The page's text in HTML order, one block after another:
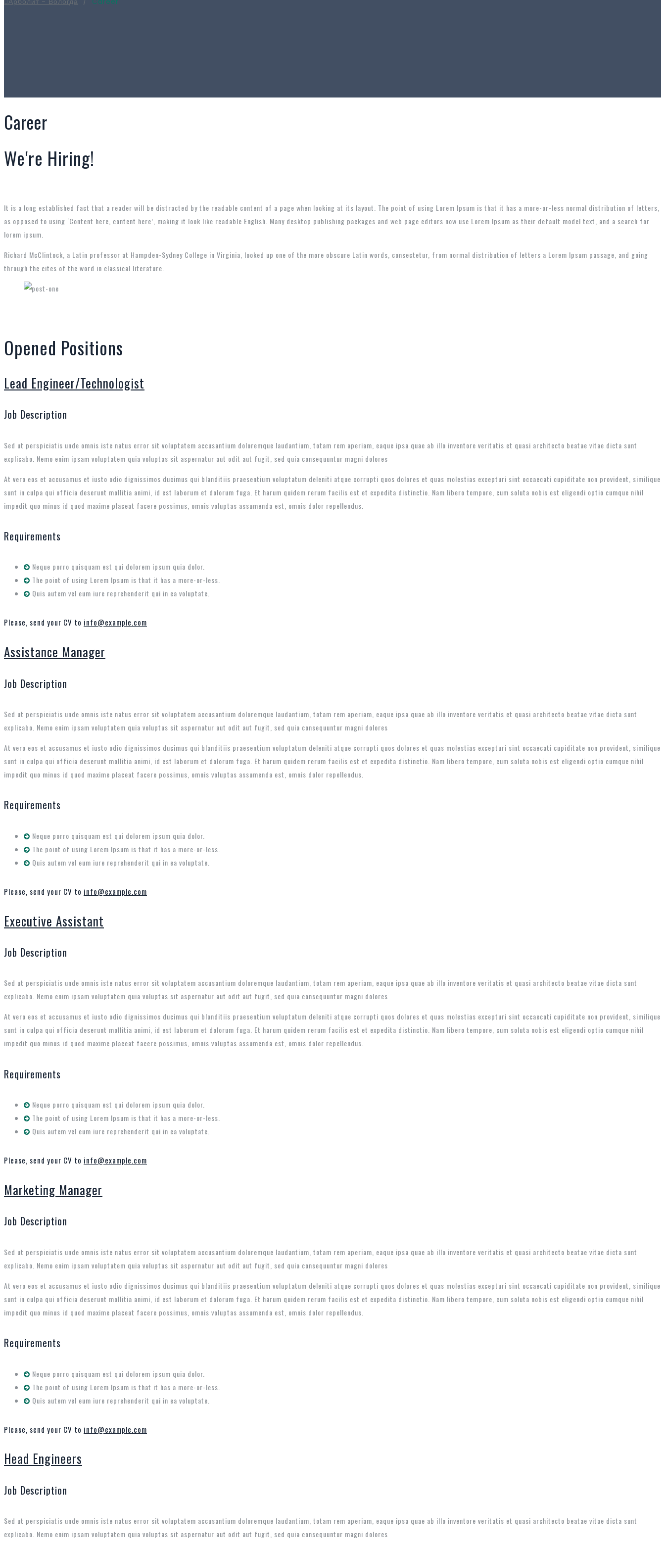
Career
We're Hiring!
It is a long established fact that a reader will be distracted by the readable content of a page when looking at its layout. The point of using Lorem Ipsum is that it has a more-or-less normal distribution of letters,
as opposed to using ‘Content here, content here’, making it look like readable English. Many desktop publishing packages and web page editors now use Lorem Ipsum as their default model text, and a search for
lorem ipsum.
Richard McClintock, a Latin professor at Hampden-Sydney College in Virginia, looked up one of the more obscure Latin words, consectetur, from normal distribution of letters a Lorem Ipsum passage, and going
through the cites of the word in classical literature.
Opened Positions
Lead Engineer/Technologist
Job Description
Sed ut perspiciatis unde omnis iste natus error sit voluptatem accusantium doloremque laudantium, totam rem aperiam, eaque ipsa quae ab illo inventore veritatis et quasi architecto beatae vitae dicta sunt
explicabo. Nemo enim ipsam voluptatem quia voluptas sit aspernatur aut odit aut fugit, sed quia consequuntur magni dolores
At vero eos et accusamus et iusto odio dignissimos ducimus qui blanditiis praesentium voluptatum deleniti atque corrupti quos dolores et quas molestias excepturi sint occaecati cupiditate non provident, similique
sunt in culpa qui officia deserunt mollitia animi, id est laborum et dolorum fuga. Et harum quidem rerum facilis est et expedita distinctio. Nam libero tempore, cum soluta nobis est eligendi optio cumque nihil
impedit quo minus id quod maxime placeat facere possimus, omnis voluptas assumenda est, omnis dolor repellendus.
Requirements
Neque porro quisquam est qui dolorem ipsum quia dolor.
The point of using Lorem Ipsum is that it has a more-or-less.
Quis autem vel eum iure reprehenderit qui in ea voluptate.
Please, send your CV to info@example.com
Assistance Manager
Job Description
Sed ut perspiciatis unde omnis iste natus error sit voluptatem accusantium doloremque laudantium, totam rem aperiam, eaque ipsa quae ab illo inventore veritatis et quasi architecto beatae vitae dicta sunt
explicabo. Nemo enim ipsam voluptatem quia voluptas sit aspernatur aut odit aut fugit, sed quia consequuntur magni dolores
At vero eos et accusamus et iusto odio dignissimos ducimus qui blanditiis praesentium voluptatum deleniti atque corrupti quos dolores et quas molestias excepturi sint occaecati cupiditate non provident, similique
sunt in culpa qui officia deserunt mollitia animi, id est laborum et dolorum fuga. Et harum quidem rerum facilis est et expedita distinctio. Nam libero tempore, cum soluta nobis est eligendi optio cumque nihil
impedit quo minus id quod maxime placeat facere possimus, omnis voluptas assumenda est, omnis dolor repellendus.
Requirements
Neque porro quisquam est qui dolorem ipsum quia dolor.
The point of using Lorem Ipsum is that it has a more-or-less.
Quis autem vel eum iure reprehenderit qui in ea voluptate.
Please, send your CV to info@example.com
Executive Assistant
Job Description
Sed ut perspiciatis unde omnis iste natus error sit voluptatem accusantium doloremque laudantium, totam rem aperiam, eaque ipsa quae ab illo inventore veritatis et quasi architecto beatae vitae dicta sunt
explicabo. Nemo enim ipsam voluptatem quia voluptas sit aspernatur aut odit aut fugit, sed quia consequuntur magni dolores
At vero eos et accusamus et iusto odio dignissimos ducimus qui blanditiis praesentium voluptatum deleniti atque corrupti quos dolores et quas molestias excepturi sint occaecati cupiditate non provident, similique
sunt in culpa qui officia deserunt mollitia animi, id est laborum et dolorum fuga. Et harum quidem rerum facilis est et expedita distinctio. Nam libero tempore, cum soluta nobis est eligendi optio cumque nihil
impedit quo minus id quod maxime placeat facere possimus, omnis voluptas assumenda est, omnis dolor repellendus.
Requirements
Neque porro quisquam est qui dolorem ipsum quia dolor.
The point of using Lorem Ipsum is that it has a more-or-less.
Quis autem vel eum iure reprehenderit qui in ea voluptate.
Please, send your CV to info@example.com
Marketing Manager
Job Description
Sed ut perspiciatis unde omnis iste natus error sit voluptatem accusantium doloremque laudantium, totam rem aperiam, eaque ipsa quae ab illo inventore veritatis et quasi architecto beatae vitae dicta sunt
explicabo. Nemo enim ipsam voluptatem quia voluptas sit aspernatur aut odit aut fugit, sed quia consequuntur magni dolores
At vero eos et accusamus et iusto odio dignissimos ducimus qui blanditiis praesentium voluptatum deleniti atque corrupti quos dolores et quas molestias excepturi sint occaecati cupiditate non provident, similique
sunt in culpa qui officia deserunt mollitia animi, id est laborum et dolorum fuga. Et harum quidem rerum facilis est et expedita distinctio. Nam libero tempore, cum soluta nobis est eligendi optio cumque nihil
impedit quo minus id quod maxime placeat facere possimus, omnis voluptas assumenda est, omnis dolor repellendus.
Requirements
Neque porro quisquam est qui dolorem ipsum quia dolor.
The point of using Lorem Ipsum is that it has a more-or-less.
Quis autem vel eum iure reprehenderit qui in ea voluptate.
Please, send your CV to info@example.com
Head Engineers
Job Description
Sed ut perspiciatis unde omnis iste natus error sit voluptatem accusantium doloremque laudantium, totam rem aperiam, eaque ipsa quae ab illo inventore veritatis et quasi architecto beatae vitae dicta sunt
explicabo. Nemo enim ipsam voluptatem quia voluptas sit aspernatur aut odit aut fugit, sed quia consequuntur magni dolores